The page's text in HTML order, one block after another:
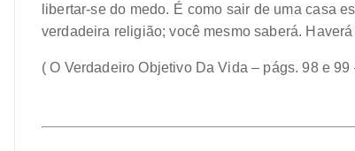
libertar-se do medo. É como sair de uma casa
verdadeira religião; você mesmo saberá.
( O Verdadeiro Objetivo Da Vida – págs. 98 e 99